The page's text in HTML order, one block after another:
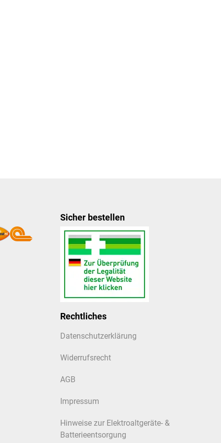
Sicher bestellen
Rechtliches
Datenschutzerklärung
Widerrufsrecht
AGB
Impressum
Hinweise zur Elektroaltgeräte- &
Batterieentsorgung